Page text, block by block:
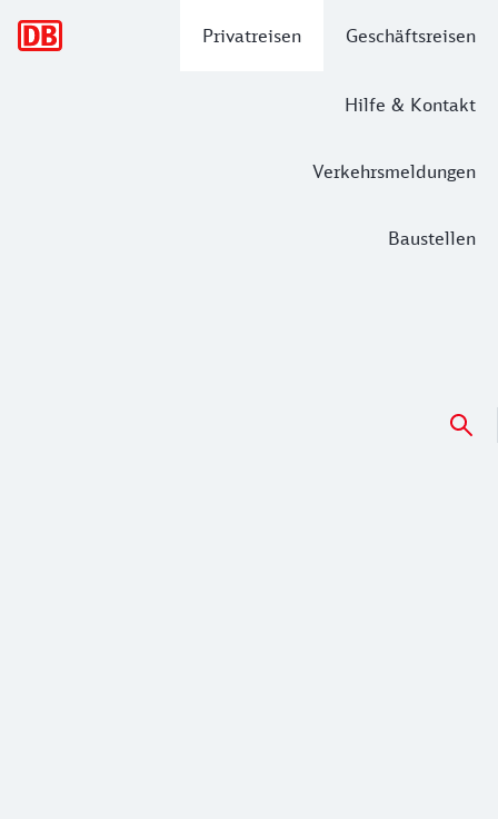
Privatreisen Geschäftsreisen
Hilfe & Kontakt
Verkehrsmeldungen
Baustellen